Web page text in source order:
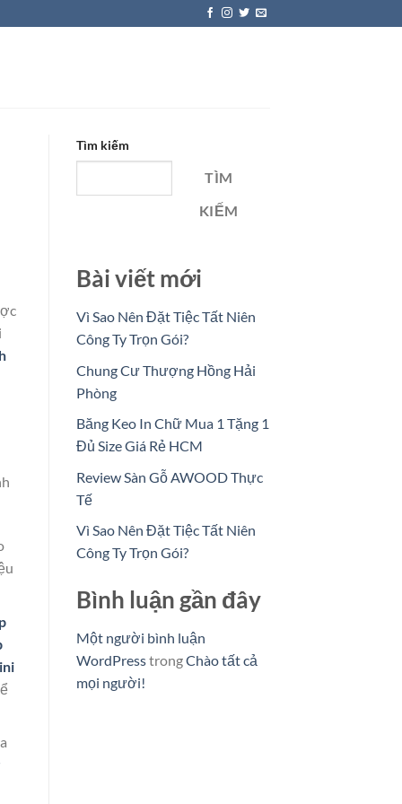
Tìm kiếm
TÌM
KIẾM
Bài viết mới
Vì Sao Nên Đặt Tiệc Tất Niên
Công Ty Trọn Gói?
Chung Cư Thượng Hồng Hải
Phòng
Băng Keo In Chữ Mua 1 Tặng 1
Đủ Size Giá Rẻ HCM
Review Sàn Gỗ AWOOD Thực
Tế
Vì Sao Nên Đặt Tiệc Tất Niên
Công Ty Trọn Gói?
Bình luận gần đây
Một người bình luận
WordPresstrongChào tất cả
mọi người!